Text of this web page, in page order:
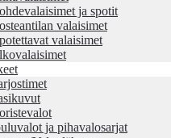
ja spotit
valaisimet
valaisimet
ja pihavalosarjat